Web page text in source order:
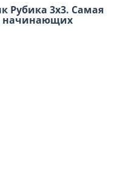
Рубика 3х3. Самая
начинающих